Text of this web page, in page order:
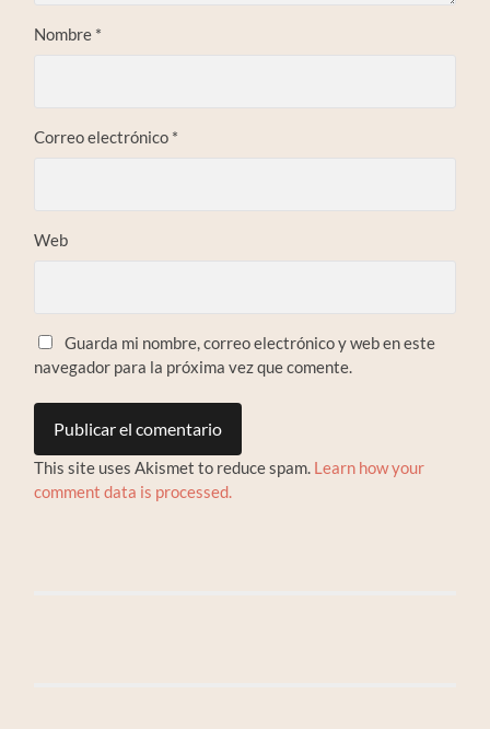
Nombre *
Correo electrónico *
Web
Guarda mi nombre, correo electrónico y web en este
navegador para la próxima vez que comente.
This site uses Akismet to reduce spam. Learn how your
comment data is processed.